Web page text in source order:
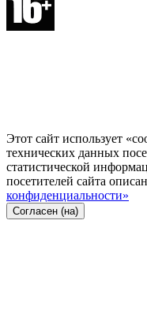
Этот сайт использует
технических данных
статистической
посетителей сайта
конфиденциальности»
Согласен (на)